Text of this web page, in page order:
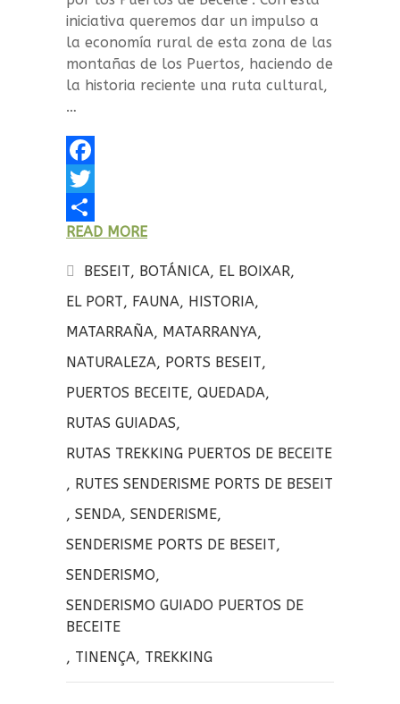
iniciativa queremos dar un impulso a
la economía rural de esta zona de las
montañas de los Puertos, haciendo de
la historia reciente una ruta cultural,
…
F
a
c
e
b
T
w
i
t
C
o
m
r
READ MORE
BESEIT, BOTÁNICA, EL BOIXAR,
EL PORT, FAUNA, HISTORIA,
MATARRAÑA, MATARRANYA,
NATURALEZA, PORTS BESEIT,
PUERTOS BECEITE, QUEDADA,
RUTAS GUIADAS,
RUTAS TREKKING PUERTOS DE BECEITE
, RUTES SENDERISME PORTS DE BESEIT
, SENDA, SENDERISME,
SENDERISME PORTS DE BESEIT,
SENDERISMO,
SENDERISMO GUIADO PUERTOS DE
BECEITE
, TINENÇA, TREKKING